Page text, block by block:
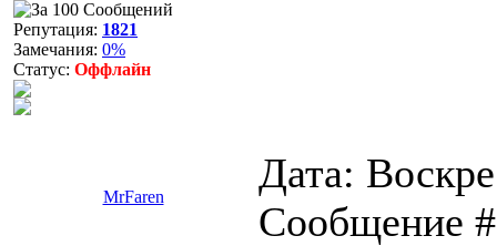
Репутация: 1821
Замечания: 0%
Статус: Оффлайн
MrFaren
Дата:
Сообщение